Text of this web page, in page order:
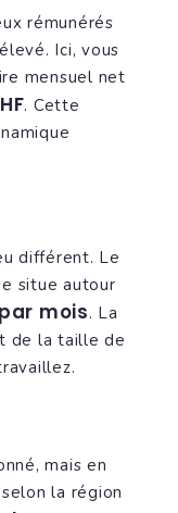
rémunérés
Ici, vous
mensuel net
. Cette
différent. Le
situe autour
mois. La
de la taille de
mais en
la région